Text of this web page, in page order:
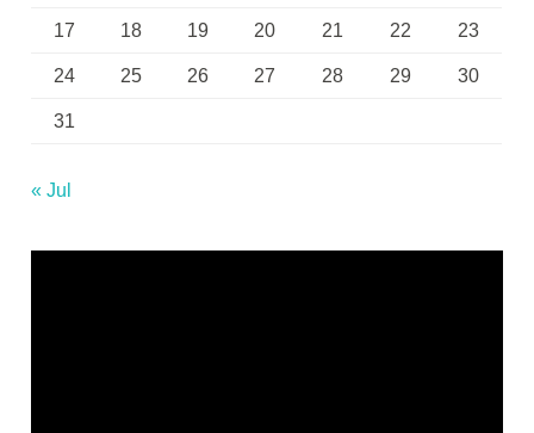
17 18 19 20 21 22 23
24 25 26 27 28 29 30
31
« Jul